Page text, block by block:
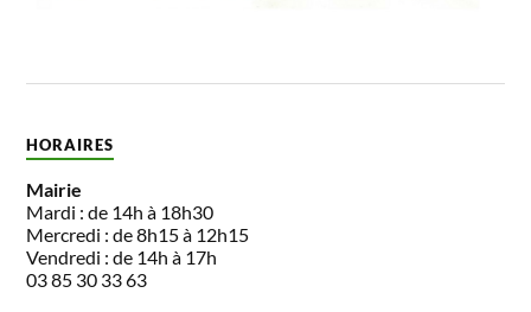
HORAIRES
Mairie
Mardi : de 14h à 18h30
Mercredi : de 8h15 à 12h15
Vendredi : de 14h à 17h
03 85 30 33 63